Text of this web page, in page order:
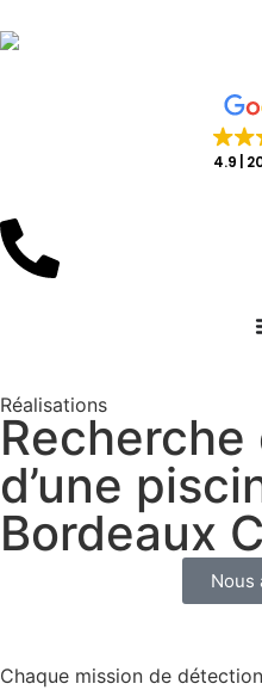
4.9
Réalisations
d’une
Bordeaux
Nous
Chaque mission de